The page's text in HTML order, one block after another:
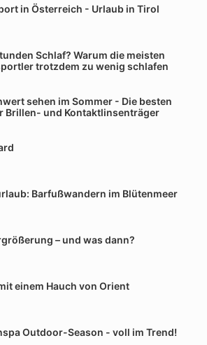
in Österreich - Urlaub in Tirol
Schlaf? Warum die meisten
trotzdem zu wenig schlafen
sehen im Sommer - Die besten
Brillen- und Kontaktlinsenträger
Barfußwandern im Blütenmeer
– und was dann?
einem Hauch von Orient
Outdoor-Season - voll im Trend!